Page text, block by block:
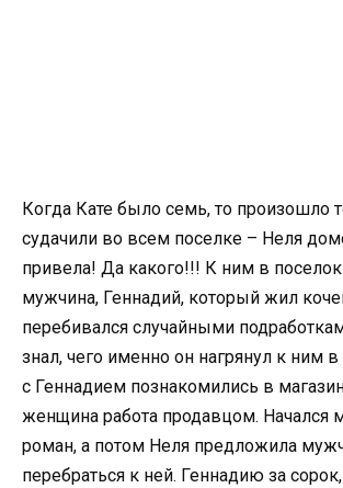
Когда Кате было семь, то произошло
судачили во всем поселке – Неля
привела! Да какого!!! К ним в поселок
мужчина, Геннадий, который жил
перебивался случайными
знал, чего именно он нагрянул к ним
с Геннадием познакомились в
женщина работа продавцом. Начался
роман, а потом Неля предложила
перебраться к ней. Геннадию за